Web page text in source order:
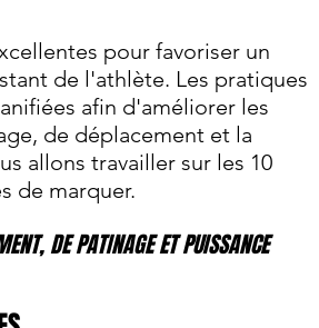
pour favoriser un
de l'athlète. Les pratiques
afin d'améliorer les
de déplacement et la
allons travailler sur les 10
de marquer.
DE PATINAGE ET PUISSANCE